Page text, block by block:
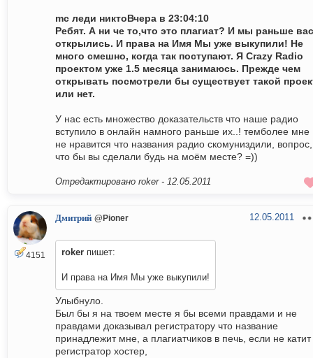
mc леди никтоВчера в 23:04:10
Ребят. А ни че то,что это плагиат? И мы раньше вас
открылись. И права на Имя Мы уже выкупили! Не
много смешно, когда так поступают. Я Crazy Radio
проектом уже 1.5 месяца занимаюсь. Прежде чем
открывать посмотрели бы существует такой
или нет.
У нас есть множество доказательств что наше радио
вступило в онлайн намного раньше их..! темболее мне
не нравится что названия радио скомуниздили, вопрос,
что бы вы сделали будь на моём месте? =))
Отредактировано roker - 12.05.2011
4151
Дмитрий @Pioner 12.05.2011
roker пишет:
И права на Имя Мы уже выкупили!
Улыбнуло.
Был бы я на твоем месте я бы всеми правдами и не
правдами доказывал регистратору что название
принадлежит мне, а плагиатчиков в печь, если не катит
регистратор хостер,